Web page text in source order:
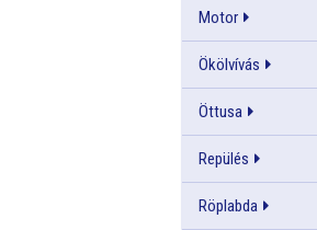
Motor
Ökölvívás
Öttusa
Repülés
Röplabda